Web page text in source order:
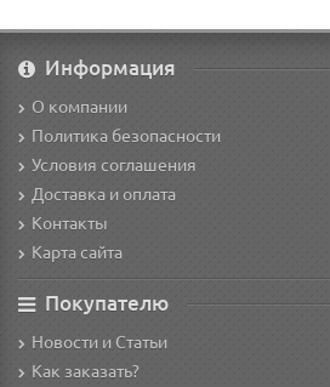
Информация
О компании
Политика безопасности
Условия соглашения
Доставка и оплата
Контакты
Карта сайта
Покупателю
Новости и Статьи
Как заказать?